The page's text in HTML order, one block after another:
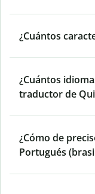
¿Cuántos
¿Cuántos
traductor de
¿Cómo de
Portugués